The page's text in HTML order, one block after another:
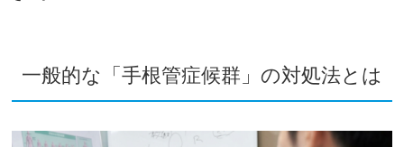
一般的な「手根管症候群」の対処法とは